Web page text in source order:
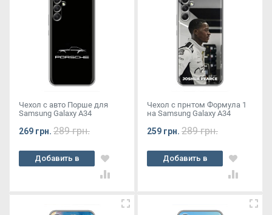
Чехол с авто Порше для
Samsung Galaxy A34
269 грн. 289 грн.
Добавить в
корзину
Чехол с прнтом Формула 1
на Samsung Galaxy A34
259 грн. 289 грн.
Добавить в
корзину